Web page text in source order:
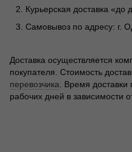
Курьерская доставка
Самовывоз по адресу: г.
Доставка осуществляется
покупателя. Стоимость
перевозчика . Время
рабочих дней в зависимости